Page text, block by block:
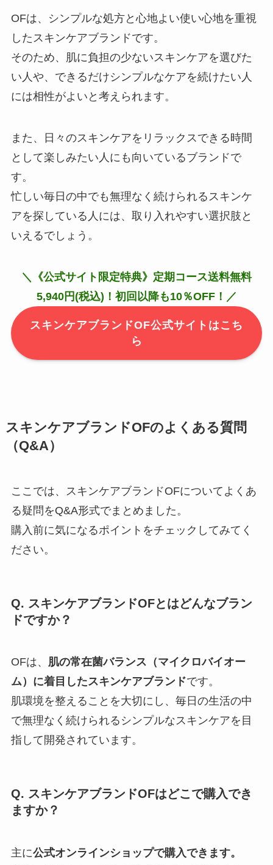
OFは、シンプルな処方と心地よい使い心地を重視
したスキンケアブランドです。
そのため、肌に負担の少ないスキンケアを選びた
い人や、できるだけシンプルなケアを続けたい人
には相性がよいと考えられます。
また、日々のスキンケアをリラックスできる時間
として楽しみたい人にも向いているブランドで
す。
忙しい毎日の中でも無理なく続けられるスキンケ
アを探している人には、取り入れやすい選択肢と
いえるでしょう。
＼《公式サイト限定特典》定期コース送料無料
5,940円(税込)！初回以降も10％OFF！／
スキンケアブランドOF公式サイトはこち
ら
スキンケアブランドOFのよくある質問
（Q&A）
ここでは、スキンケアブランドOFについてよくあ
る疑問をQ&A形式でまとめました。
購入前に気になるポイントをチェックしてみてく
ださい。
Q. スキンケアブランドOFとはどんなブラン
ドですか？
OFは、 肌の常在菌バランス（マイクロバイオー
ム）に着目したスキンケアブランドです。
肌環境を整えることを大切にし、毎日の生活の中
で無理なく続けられるシンプルなスキンケアを目
指して開発されています。
Q. スキンケアブランドOFはどこで購入でき
ますか？
主に公式オンラインショップで購入できます。